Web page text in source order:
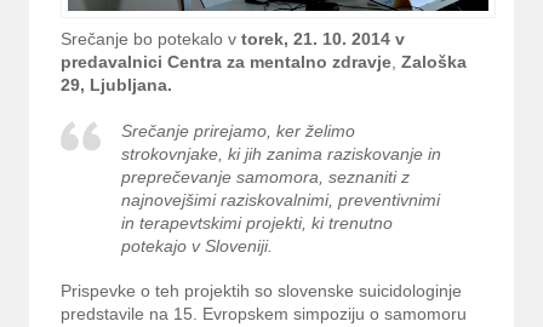
Srečanje bo potekalo vtorek, 21. 10. 2014 v
predavalnici Centra za mentalno zdravje,Zaloška
29, Ljubljana.
Srečanje prirejamo, ker želimo
strokovnjake, ki jih zanima raziskovanje in
preprečevanje samomora, seznaniti z
najnovejšimi raziskovalnimi, preventivnimi
in terapevtskimi projekti, ki trenutno
potekajo v Sloveniji.
Prispevke o teh projektih so slovenske suicidologinje
predstavile na 15. Evropskem simpoziju o samomoru